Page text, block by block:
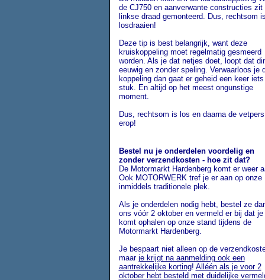
de CJ750 en aanverwante constructies zit
linkse draad gemonteerd. Dus, rechtsom
losdraaien!
Deze tip is best belangrijk, want deze
kruiskoppeling moet regelmatig gesmeerd
worden. Als je dat netjes doet, loopt dat
eeuwig en zonder speling. Verwaarloos je
koppeling dan gaat er geheid een keer iets
stuk. En altijd op het meest ongunstige
moment.
Dus, rechtsom is los en daarna de vetpers
erop!
Bestel nu je onderdelen voordelig en
zonder verzendkosten - hoe zit dat?
De Motormarkt Hardenberg komt er weer
Ook MOTORWERK tref je er aan op onze
inmiddels traditionele plek.
Als je onderdelen nodig hebt, bestel ze
ons vóór 2 oktober en vermeld er bij dat je
komt ophalen op onze stand tijdens de
Motormarkt Hardenberg.
Je bespaart niet alleen op de
maar je krijgt na aanmelding ook een
aantrekkelijke korting! Alléén als je voor 2
oktober hebt besteld met duidelijke